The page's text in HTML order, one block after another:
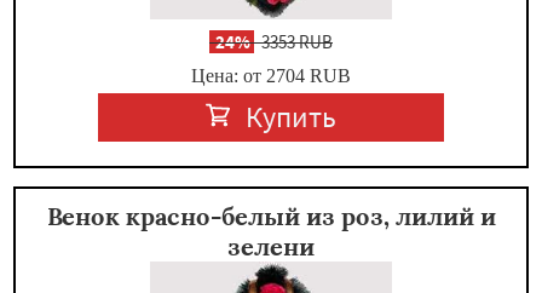
-24%3353 RUB
Цена: от 2704 RUB
Купить
Венок красно-белый из роз, лилий и
зелени